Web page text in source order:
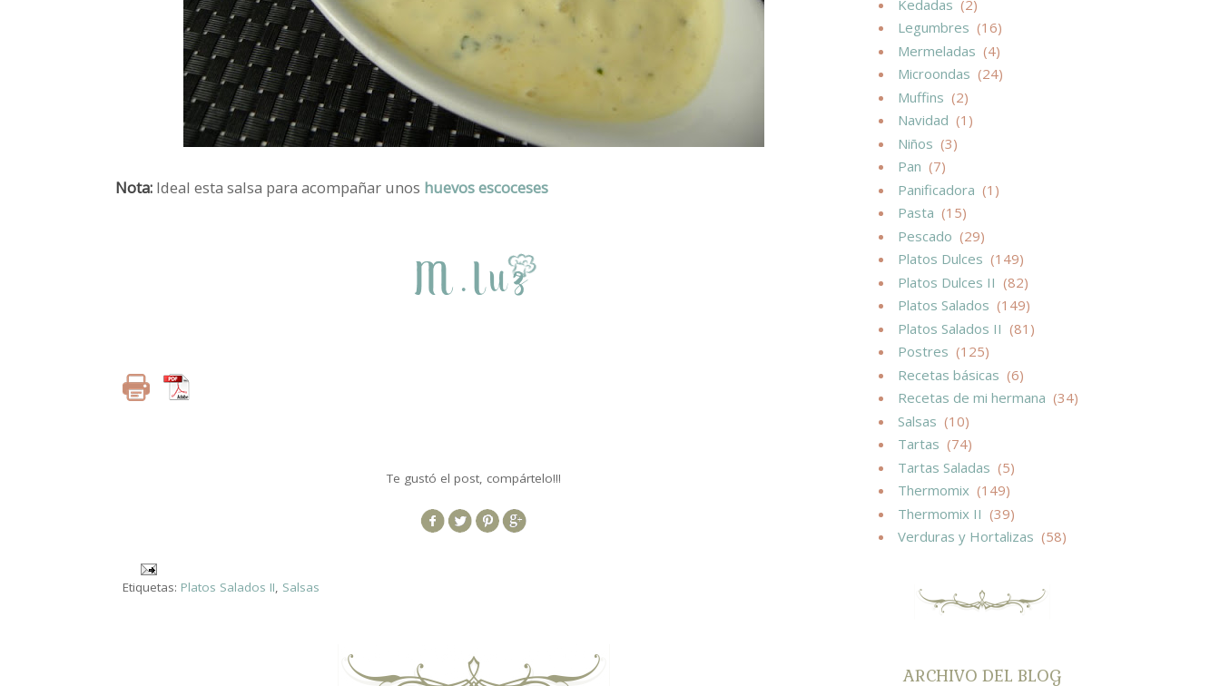
Nota: Ideal esta salsa para acompañar unos huevos escoceses
Te gustó el post, compártelo!!!
Etiquetas: Platos Salados II, Salsas
Kedadas (2)
Legumbres (16)
Mermeladas (4)
Microondas (24)
Muffins (2)
Navidad (1)
Niños (3)
Pan (7)
Panificadora (1)
Pasta (15)
Pescado (29)
Platos Dulces (149)
Platos Dulces II (82)
Platos Salados (149)
Platos Salados II (81)
Postres (125)
Recetas básicas (6)
Recetas de mi hermana (34)
Salsas (10)
Tartas (74)
Tartas Saladas (5)
Thermomix (149)
Thermomix II (39)
Verduras y Hortalizas (58)
ARCHIVO DEL BLOG